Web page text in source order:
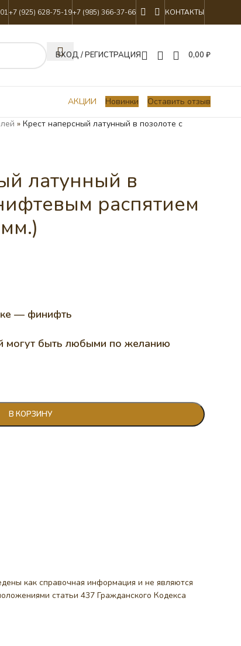
+7 (925) 628-75-19+7 (985) 366-37-66 КОНТАКТЫ
ВХОД / РЕГИСТРАЦИЯ 0,00 ₽
АКЦИИ Новинки
Оставить отзыв
» Крест наперсный латунный в позолоте с
латунный в
распятием
— финифть
могут быть любыми по желанию
В КОРЗИНУ
как справочная информация и не являются
статьи 437 Гражданского Кодекса